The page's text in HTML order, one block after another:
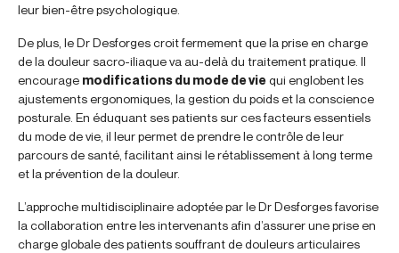
leur bien-être psychologique.
De plus, le Dr Desforges croit fermement que la prise en charge
de la douleur sacro-iliaque va au-delà du traitement pratique. Il
encourage modifications du mode de viequi englobent les
ajustements ergonomiques, la gestion du poids et la conscience
posturale. En éduquant ses patients sur ces facteurs essentiels
du mode de vie, il leur permet de prendre le contrôle de leur
parcours de santé, facilitant ainsi le rétablissement à long terme
et la prévention de la douleur.
L’approche multidisciplinaire adoptée par le Dr Desforges favorise
la collaboration entre les intervenants afin d’assurer une prise en
charge globale des patients souffrant de douleurs articulaires